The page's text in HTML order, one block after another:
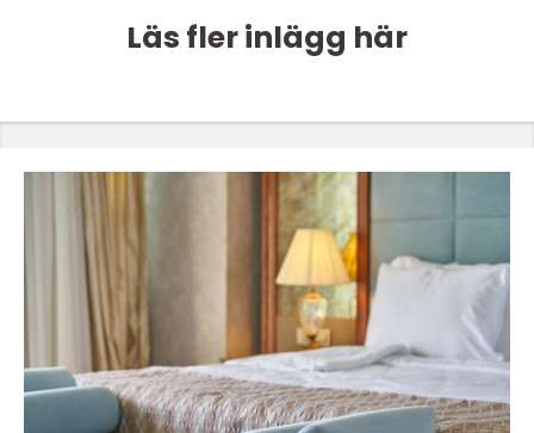
Läs fler inlägg här